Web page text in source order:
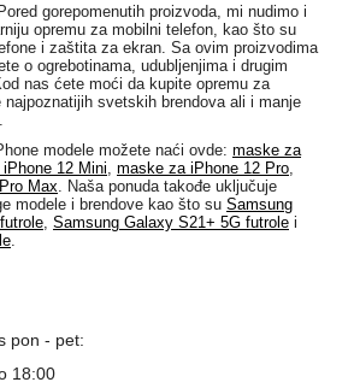
gorepomenutih proizvoda, mi nudimo i
opremu za mobilni telefon, kao što su
i zaštita za ekran. Sa ovim proizvodima
o ogrebotinama, udubljenjima i drugim
nas ćete moći da kupite opremu za
najpoznatijih svetskih brendova ali i manje
modele možete naći ovde: maske za
12 Mini, maske za iPhone 12 Pro,
Max. Naša ponuda takođe uključuje
modele i brendove kao što su Samsung
, Samsung Galaxy S21+ 5G futrole i
.
pon - pet:
18:00